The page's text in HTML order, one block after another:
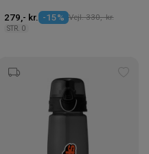
279,- kr. -15% Vejl. 330,- kr.
STR. 0